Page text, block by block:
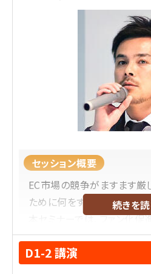
改革・プロダクトの日本責
アンドアイホールディングス
部長として、グループ横断の
立案を行う。Walmartの子
し、OMO施策や楽天西友ネ
開発等幅広く従事。
2021年11月に株式会社サン
してECを中心とした変革を
からSRSホールディングス
プDX推進本部長就任。ビジネ
らシステムまでの改革を得意
を元に講演活動なども行う。
セッション概要
EC市場の競争がますます厳
ために何をすべきか悩んで
本セミナーでは、ファン化促
組み、AIを活用した業務効
ツールによる顧客パーソナ
続きを
D1-2 講演